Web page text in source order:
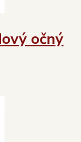
očný